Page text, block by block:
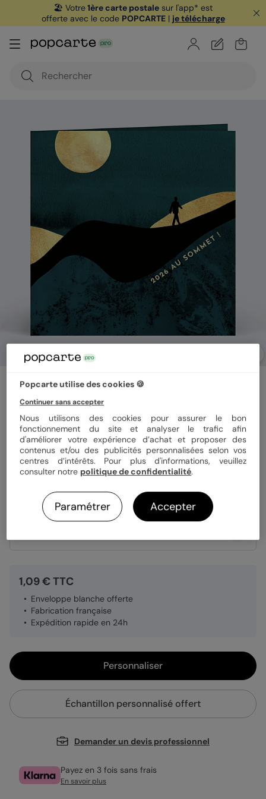
🏖️ Votre1ère carte postale sur l'app* est
offerte avec le code POPCARTE| je télécharge
Carte de vœux entreprise
Sommets
Format 14x14 cm plié
Papier Papier Satiné
1,09 € TTC
Enveloppe blanche offerte
Fabrication française
Expédition rapide en 24h
Personnaliser
Échantillon personnalisé offert
Demander un devis professionnel
Payez en 3 fois sans frais
En savoir plus
Popcarte utilise des cookies 🍪
Continuer sans accepter
Nous utilisons des cookies pour assurer le bon
fonctionnement du site et analyser le trafic afin
d'améliorer votre expérience d’achat et proposer des
contenus et/ou des publicités personnalisées selon vos
centres d’intérêts. Pour plus d'informations, veuillez
consulter notre politique de confidentialité.
Paramétrer Accepter